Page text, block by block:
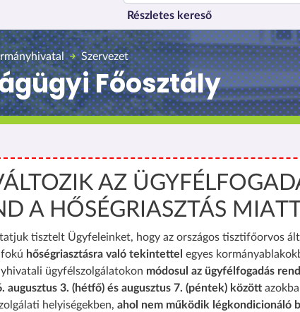
a
Részletes kereső
Szervezet
Főosztály
AZ
A HŐSÉGRIASZTÁS
tisztelt Ügyfeleinket, hogy az országos tisztifőorvos
hőségriasztásra való tekintettel egyes
ügyfélszolgálatokon módosul az ügyfélfogadás
augusztus 3. (hétfő) és augusztus 7. (péntek) között
helyiségekben, ahol nem működik légkondicionáló